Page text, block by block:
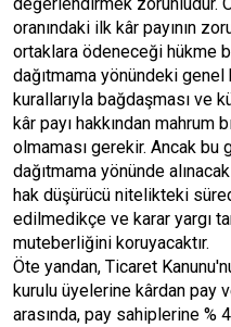
oranındaki ilk kâr payının
ortaklara ödeneceği hükme
dağıtmama yönündeki genel
kurallarıyla bağdaşması ve
kâr payı hakkından mahrum
olmaması gerekir. Ancak bu
dağıtmama yönünde
hak düşürücü nitelikteki
edilmedikçe ve karar yargı
muteberliğini koruyacaktır.
Öte yandan, Ticaret
kurulu üyelerine kârdan pay
arasında, pay sahiplerine %